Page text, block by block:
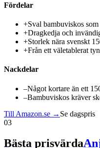
Fördelar
+Sval bambuviskos
+Dragkedja och
+Storlek nära svenskt
+Från ett väletablerat
Nackdelar
–Något kortare än ett
–Bambuviskos kräver
Till Amazon.se → Se dagspris
03
Bästa prisvärda